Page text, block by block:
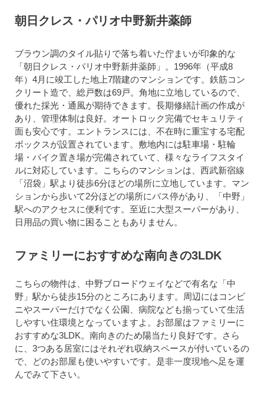
朝日クレス・パリオ中野新井薬師
ブラウン調のタイル貼りで落ち着いた佇まいが印象的な
「朝日クレス・パリオ中野新井薬師」。1996年（平成8
年）4月に竣工した地上7階建のマンションです。鉄筋コン
クリート造で、総戸数は69戸。角地に立地しているので、
優れた採光・通風が期待できます。長期修繕計画の作成が
あり、管理体制は良好。オートロック完備でセキュリティ
面も安心です。エントランスには、不在時に重宝する宅配
ボックスが設置されています。敷地内には駐車場・駐輪
場・バイク置き場が完備されていて、様々なライフスタイ
ルに対応しています。こちらのマンションは、西武新宿線
「沼袋」駅より徒歩6分ほどの場所に立地しています。マン
ションから歩いて2分ほどの場所にバス停があり、「中野」
駅へのアクセスに便利です。至近に大型スーパーがあり、
日用品の買い物に困ることもありません。
ファミリーにおすすめな南向きの3LDK
こちらの物件は、中野ブロードウェイなどで有名な「中
野」駅から徒歩15分のところにあります。周辺にはコンビ
ニやスーパーだけでなく公園、病院なども揃っていて生活
しやすい住環境となっていますよ。お部屋はファミリーに
おすすめな3LDK。南向きのため陽当たり良好です。さら
に、3つある居室にはそれぞれ収納スペースが付いているの
で、どのお部屋も使いやすいです。是非一度現地へ足を運
んでみて下さい。